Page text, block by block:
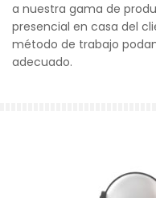
a nuestra gama de
presencial en casa del
método de trabajo
adecuado.